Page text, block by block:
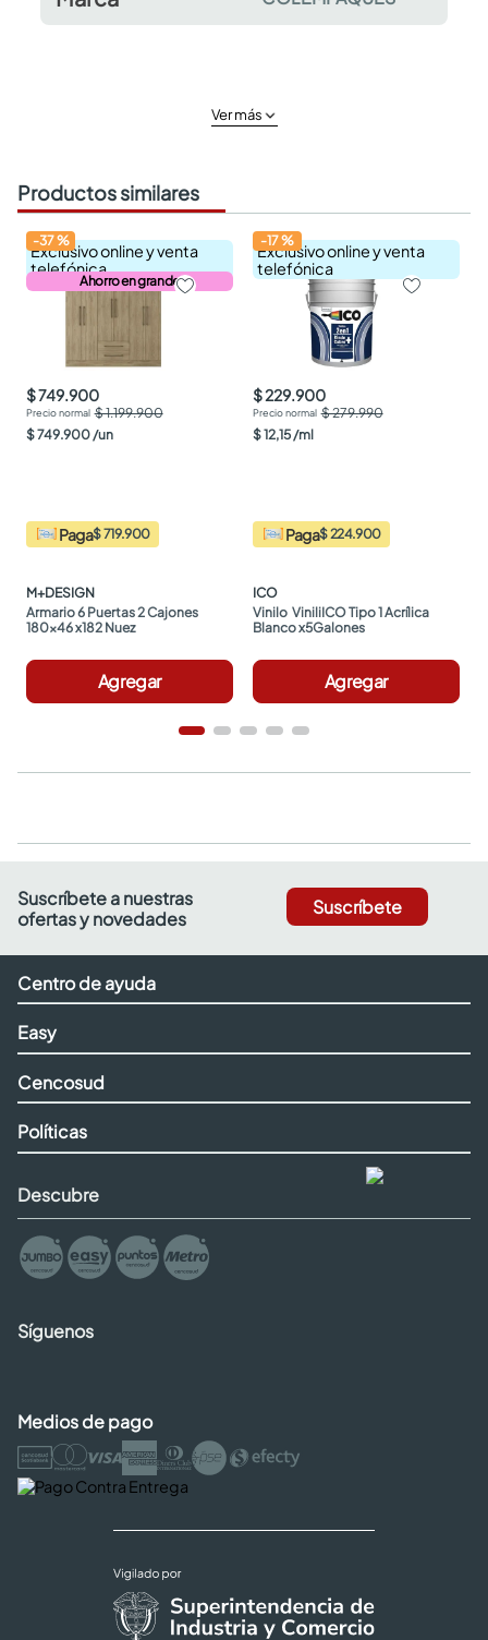
Ver más
Productos similares
Exclusivo online y venta
telefónica
Ahorro en grande
-37%
$ 749.900
$ 1.199.900
$749.900 /un
Paga$ 719.900
M+DESIGN
Armario 6 Puertas 2 Cajones
180x46 x182 Nuez
Agregar
Exclusivo online y venta
telefónica
-17%
$ 229.900
$ 279.990
$12,15 /ml
Paga$ 224.900
ICO
Vinilo  ViniliICO Tipo 1 Acrílica
Blanco x5Galones
Agregar
Suscríbete a nuestras
ofertas y novedades
Suscríbete
Centro de ayuda
Easy
Cencosud
Políticas
Descubre
Síguenos
Medios de pago